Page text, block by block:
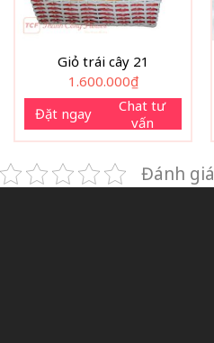
Giỏ trái cây 21
1.600.000₫
Đặt ngay
Chat tư
vấn
Đánh giá